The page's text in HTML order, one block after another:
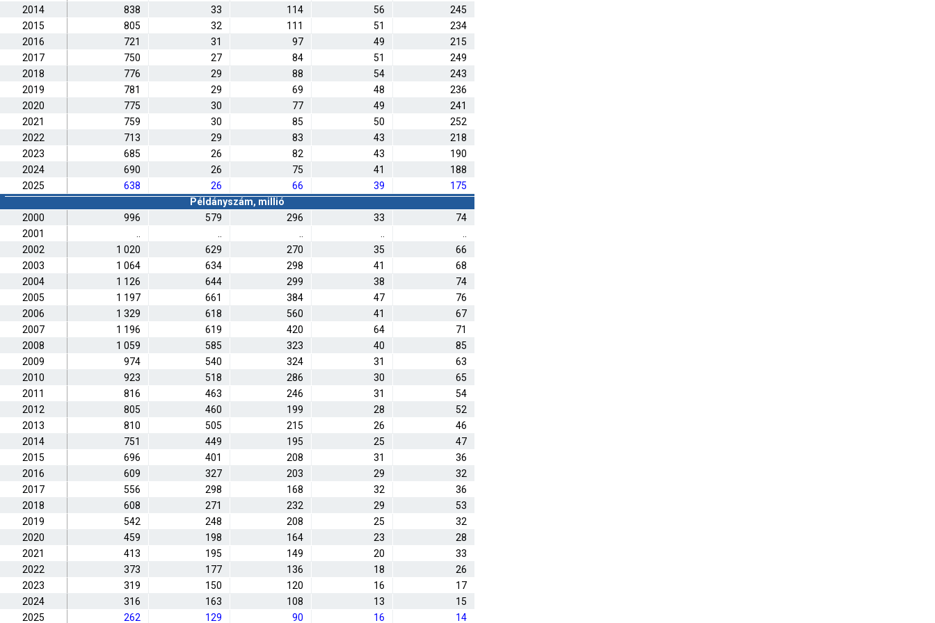
2014 838 33 114 56
245
2015
805 32 111 51
234
2016
721 31 97 49
215
2017
750 27 84 51
249
2018
776 29 88 54
243
2019
781 29 69 48
236
2020
775 30 77 49
241
2021
759 30 85 50
252
2022
713 29 83 43
218
2023
685 26 82 43
190
2024
690 26 75 41
188
2025
638 26 66 39
175
Példányszám, millió
2000
996 579 296 33
74
2001
2002
1 020 629 270 35
66
2003
1 064 634 298 41
68
2004
1 126 644 299 38
74
2005
1 197 661 384 47
76
2006
1 329 618 560 41
67
2007
1 196 619 420 64
71
2008
1 059 585 323 40
85
2009
974 540 324 31
63
2010
923 518 286 30
65
2011
816 463 246 31
54
2012
805 460 199 28
52
2013
810 505 215 26
46
2014
751 449 195 25
47
2015
696 401 208 31
36
2016
609 327 203 29
32
2017
556 298 168 32
36
2018
608 271 232 29
53
2019
542 248 208 25
32
2020
459 198 164 23
28
2021
413 195 149 20
33
2022
373 177 136 18
26
2023
319 150 120 16
17
2024
316 163 108 13
15
2025
262 129 90 16 14